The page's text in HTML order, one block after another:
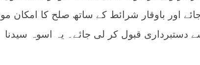
اور باوقار شرائط کے ساتھ صلح کا امکان
دستبرداری قبول کر لی جائے۔ یہ اسوہ سیدنا